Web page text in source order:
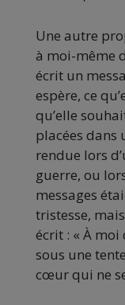
Une autre
à moi-même
écrit un
espère, ce
qu’elle
placées dans
rendue lors
guerre, ou
messages
tristesse, mais
écrit : « À
sous une
cœur qui ne